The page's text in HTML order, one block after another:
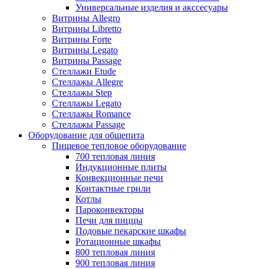
Универсальные изделия и акссесуары
Витрины Allegro
Витрины Libretto
Витрины Forte
Витрины Legato
Витрины Passage
Стеллажи Etude
Стеллажы Allegre
Стеллажы Step
Стеллажы Legato
Стеллажы Romance
Стеллажы Passage
Оборудование для общепита
Пищевое тепловое оборудование
700 тепловая линия
Индукционные плиты
Конвекционные печи
Контактные грили
Котлы
Пароконвекторы
Печи для пиццы
Подовые пекарские шкафы
Ротационные шкафы
800 тепловая линия
900 тепловая линия